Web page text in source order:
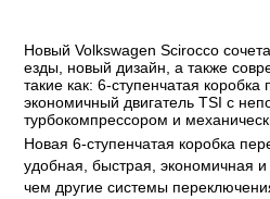
Новый Volkswagen Scirocco
езды, новый дизайн, а также
такие как: 6-ступенчатая коробка
экономичный двигатель TSI с
турбокомпрессором и
Новая 6-ступенчатая коробка
удобная, быстрая, экономичная и
чем другие системы